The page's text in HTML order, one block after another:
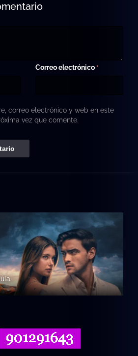
Correo electrónico *
correo electrónico y web en este
vez que comente.